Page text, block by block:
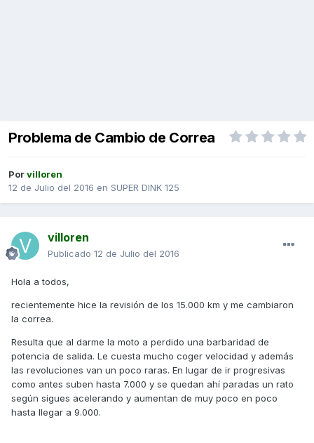
Problema de Cambio de Correa
Porvilloren
12 de Julio del 2016 en SUPER DINK 125
villoren
Publicado 12 de Julio del 2016
Hola a todos,
recientemente hice la revisión de los 15.000 km y me cambiaron
la correa.
Resulta que al darme la moto a perdido una barbaridad de
potencia de salida. Le cuesta mucho coger velocidad y además
las revoluciones van un poco raras. En lugar de ir progresivas
como antes suben hasta 7.000 y se quedan ahí paradas un rato
según sigues acelerando y aumentan de muy poco en poco
hasta llegar a 9.000.